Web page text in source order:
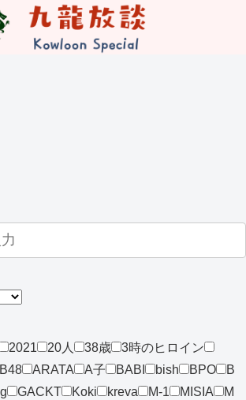
2021 20人 38歳
3時のヒロイン
ARATA A子 BABI bish BPO
B
GACKT Koki kreva M-1 MISIA
M